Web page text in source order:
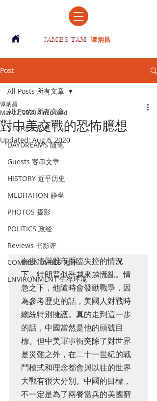
JAMES TAM 谭炳昌
Post
All Posts 所有文章
STORIES 故事
DAYDREAMS 随笔
Guests 客串文章
HISTORY 近乎历史
MEDITATION 静坐
PHOTOS 摄影
POLITICS 政经
Reviews 书影评
COMMENTARIES 短评
ENVIRONMENT 生存环境
All Posts 所有文章
對中美交戰的恐怖臆想
谭炳昌
Mar 22, 20204 min read
Updated: Aug 6, 2020
在疫情與股市面臨失控的情況
下，特朗普似乎越來越慌亂。情
急之下，他隨時會發動戰爭，因
為參考歷史的話，美國人對戰時
總統特別擁護。真的走到這一步
的話，中國當然是他的頭號目
標。但中美軍事衝突除了對世界
是災難之外，在二十一世紀的戰
鬥模式和理念都會與以往的世界
大戰有很大分別。中國的目標，
不一定是為了兩餐當兵的美國窮